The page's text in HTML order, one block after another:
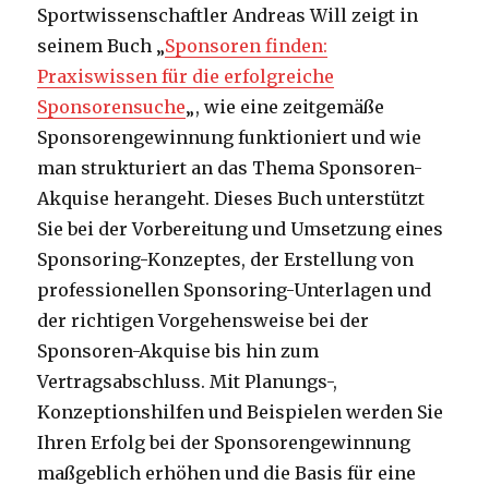
Sportwissenschaftler Andreas Will zeigt in
seinem Buch „Sponsoren finden:
Praxiswissen für die erfolgreiche
Sponsorensuche„, wie eine zeitgemäße
Sponsorengewinnung funktioniert und wie
man strukturiert an das Thema Sponsoren-
Akquise herangeht. Dieses Buch unterstützt
Sie bei der Vorbereitung und Umsetzung eines
Sponsoring-Konzeptes, der Erstellung von
professionellen Sponsoring-Unterlagen und
der richtigen Vorgehensweise bei der
Sponsoren-Akquise bis hin zum
Vertragsabschluss. Mit Planungs-,
Konzeptionshilfen und Beispielen werden Sie
Ihren Erfolg bei der Sponsorengewinnung
maßgeblich erhöhen und die Basis für eine